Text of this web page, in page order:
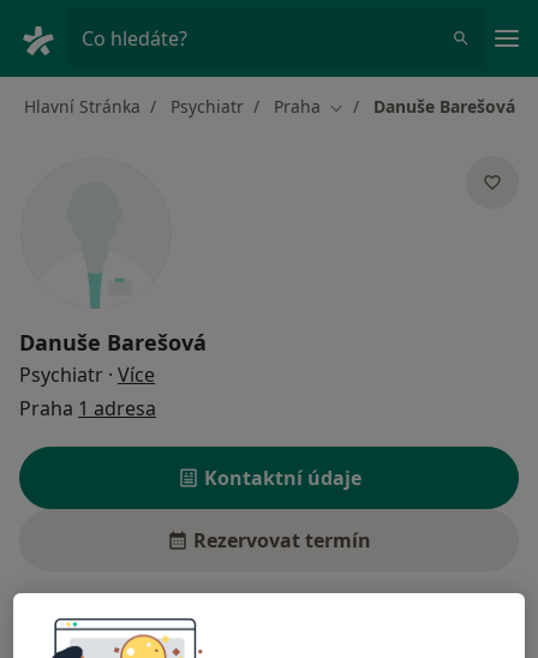
Co hledáte?
Hlavní Stránka Psychiatr Praha Změna města
Danuše Barešová
Danuše Barešová
Psychiatr · Více
Praha 1 adresa
Kontaktní údaje
Rezervovat termín
Ceník Adresy